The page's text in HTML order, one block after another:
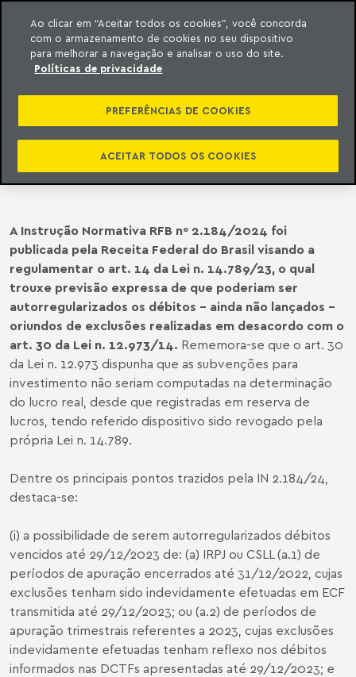
o conteúdo
Meyer
AUTORREGULARIZAÇÃO DE
DÉBITOS ORIUNDOS DE EXCLUSÕES
INDEVIDAS DE SUBVENÇÕES DO
CÔMPUTO DO LUCRO REAL
A Instrução Normativa RFB nº 2.184/2024 foi
publicada pela Receita Federal do Brasil visando a
regulamentar o art. 14 da Lei n. 14.789/23, o qual
trouxe previsão expressa de que poderiam ser
autorregularizados os débitos – ainda não lançados –
oriundos de exclusões realizadas em desacordo com o
art. 30 da Lei n. 12.973/14. Rememora-se que o art. 30
da Lei n. 12.973 dispunha que as subvenções para
investimento não seriam computadas na determinação
do lucro real, desde que registradas em reserva de
lucros, tendo referido dispositivo sido revogado pela
própria Lei n. 14.789.
Dentre os principais pontos trazidos pela IN 2.184/24,
destaca-se:
(i) a possibilidade de serem autorregularizados débitos
vencidos até 29/12/2023 de: (a) IRPJ ou CSLL (a.1) de
períodos de apuração encerrados até 31/12/2022, cujas
exclusões tenham sido indevidamente efetuadas em ECF
transmitida até 29/12/2023; ou (a.2) de períodos de
apuração trimestrais referentes a 2023, cujas exclusões
indevidamente efetuadas tenham reflexo nos débitos
informados nas DCTFs apresentadas até 29/12/2023; e
Ao clicar em “Aceitar todos os cookies”, você concorda
com o armazenamento de cookies no seu dispositivo
para melhorar a navegação e analisar o uso do site.
Políticas de privacidade
PREFERÊNCIAS DE COOKIES
ACEITAR TODOS OS COOKIES